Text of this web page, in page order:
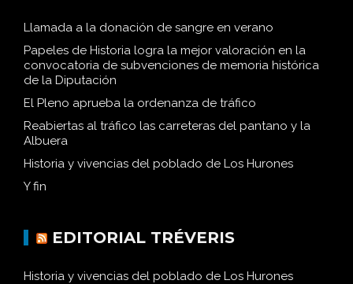
Llamada a la donación de sangre en verano
Papeles de Historia logra la mejor valoración en la
convocatoria de subvenciones de memoria histórica
de la Diputación
El Pleno aprueba la ordenanza de tráfico
Reabiertas al tráfico las carreteras del pantano y la
Albuera
Historia y vivencias del poblado de Los Hurones
Y fin
EDITORIAL TRÉVERIS
Historia y vivencias del poblado de Los Hurones